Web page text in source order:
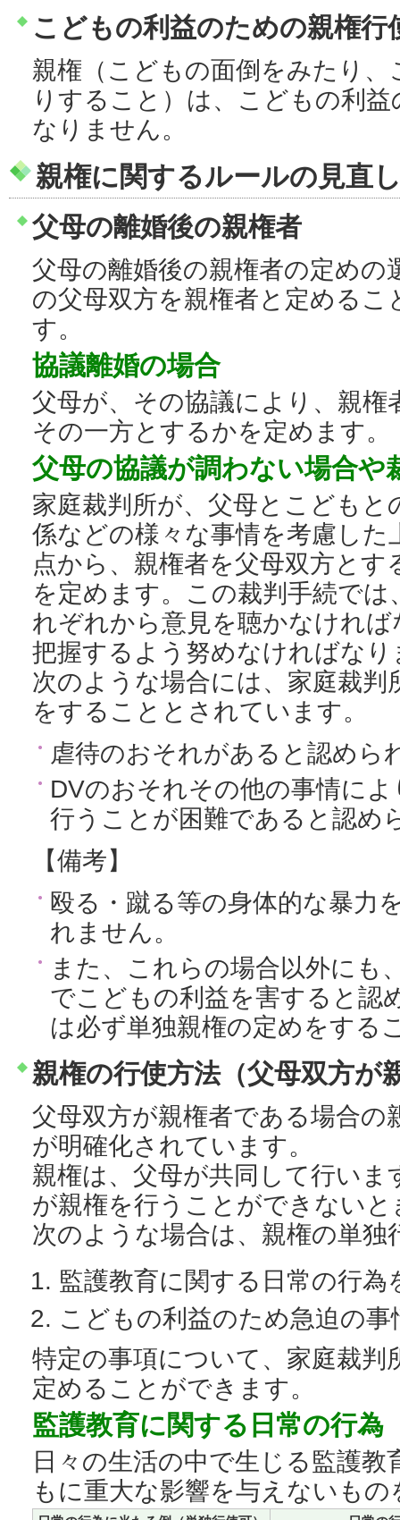
こどもの利益のための親権行
親権（こどもの面倒をみたり
りすること）は、こどもの利
なりません。
親権に関するルールの見直
父母の離婚後の親権者
父母の離婚後の親権者の定めの
の父母双方を親権者と定める
す。
協議離婚の場合
父母が、その協議により、親権
その一方とするかを定めます。
父母の協議が調わない場合や
家庭裁判所が、父母とこどもと
係などの様々な事情を考慮し
点から、親権者を父母双方と
を定めます。この裁判手続では
れぞれから意見を聴かなけれ
把握するよう努めなければなり
次のような場合には、家庭裁判
をすることとされています。
虐待のおそれがあると認めら
DVのおそれその他の事情に
行うことが困難であると認め
【備考】
殴る・蹴る等の身体的な暴力
れません。
また、これらの場合以外にも
でこどもの利益を害すると認
は必ず単独親権の定めをする
親権の行使方法（父母双方が
父母双方が親権者である場合の
が明確化されています。
親権は、父母が共同して行いま
が親権を行うことができない
次のような場合は、親権の単独
監護教育に関する日常の行為
こどもの利益のため急迫の
特定の事項について、家庭裁判
定めることができます。
監護教育に関する日常の行為
日々の生活の中で生じる監護
もに重大な影響を与えないも